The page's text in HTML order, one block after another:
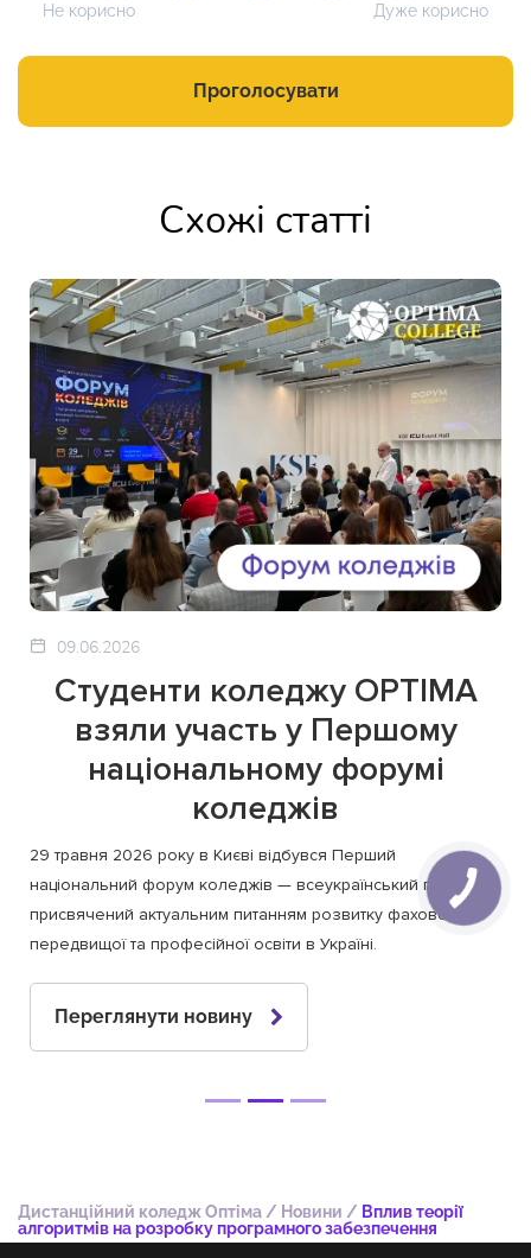
Не корисно Дуже корисно
Проголосувати
Схожі статті
09.06.2026
Студенти коледжу OPTIMA
взяли участь у Першому
національному форумі
коледжів
29 травня 2026 року в Києві відбувся Перший
національний форум коледжів — всеукраїнський проєкт,
присвячений актуальним питанням розвитку фахової
передвищої та професійної освіти в Україні.
Переглянути новину
Дистанційний коледж Оптіма / Новини / Вплив теорії
алгоритмів на розробку програмного забезпечення